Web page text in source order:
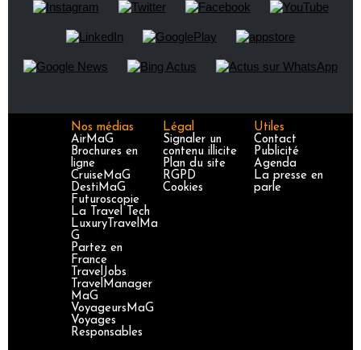
Nos médias
AirMaG
Brochures en
ligne
CruiseMaG
DestiMaG
Futuroscopie
La Travel Tech
LuxuryTravelMa
G
Partez en
France
TravelJobs
TravelManager
MaG
VoyageursMaG
Voyages
Responsables
Légal
Signaler un
contenu illicite
Plan du site
RGPD
Cookies
Utiles
Contact
Publicité
Agenda
La presse en
parle